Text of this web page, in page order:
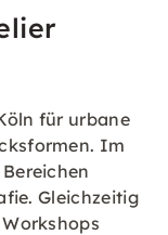
für urbane
Im
Gleichzeitig